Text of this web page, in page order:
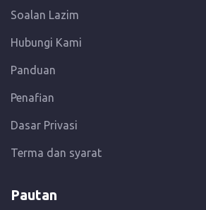
Soalan Lazim
Hubungi Kami
Panduan
Penafian
Dasar Privasi
Terma dan syarat
Pautan